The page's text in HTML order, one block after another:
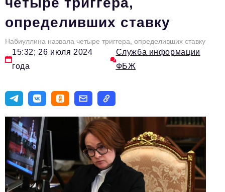
Персона номера
Юридический практикум
Стиль жизни
Туризм
ОПК
Эксперты
Авторские материалы
Видео
Телефон редакции: +7 495 727-01-67
определивших ставку
Набиуллина назвала четыре триггера, определивших ставку
15:32; 26 июля 2024
года
Служба информации
ФБЖ